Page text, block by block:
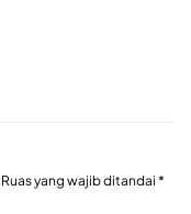
Ruas yang wajib ditandai *